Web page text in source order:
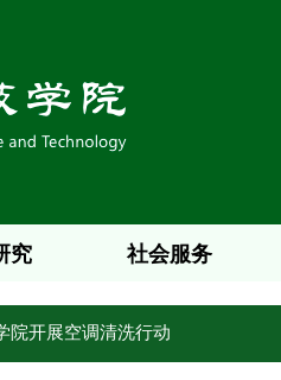
究 社会服务
院开展空调清洗行动